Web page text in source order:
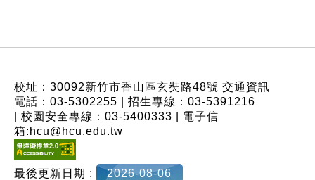
校址：30092新竹市香山區玄奘路48號 交通資訊
電話：03-5302255 | 招生專線：03-5391216
| 校園安全專線：03-5400333 | 電子信
箱:hcu@hcu.edu.tw
最後更新日期 : 2026-08-06